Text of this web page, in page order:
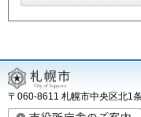
〒060-8611 札幌市中央区北